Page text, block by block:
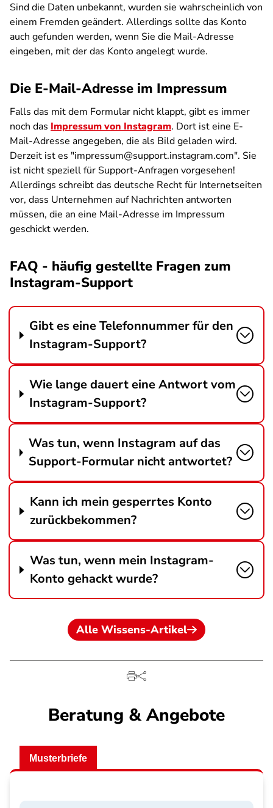
Sind die Daten unbekannt, wurden sie wahrscheinlich von
einem Fremden geändert. Allerdings sollte das Konto
auch gefunden werden, wenn Sie die Mail-Adresse
eingeben, mit der das Konto angelegt wurde.
Die E-Mail-Adresse im Impressum
Falls das mit dem Formular nicht klappt, gibt es immer
noch das Impressum von Instagram. Dort ist eine E-
Mail-Adresse angegeben, die als Bild geladen wird.
Derzeit ist es "impressum@support.instagram.com". Sie
ist nicht speziell für Support-Anfragen vorgesehen!
Allerdings schreibt das deutsche Recht für Internetseiten
vor, dass Unternehmen auf Nachrichten antworten
müssen, die an eine Mail-Adresse im Impressum
geschickt werden.
FAQ - häufig gestellte Fragen zum
Instagram-Support
Gibt es eine Telefonnummer für den
Instagram-Support?
Wie lange dauert eine Antwort vom
Instagram-Support?
Was tun, wenn Instagram auf das
Support-Formular nicht antwortet?
Kann ich mein gesperrtes Konto
zurückbekommen?
Was tun, wenn mein Instagram-
Konto gehackt wurde?
Alle Wissens-Artikel
Beratung & Angebote
Musterbriefe